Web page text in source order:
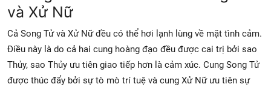
và Xử Nữ
Cả Song Tử và Xử Nữ đều có thể hơi lạnh lùng về mặt tình cảm.
Điều này là do cả hai cung hoàng đạo đều được cai trị bởi sao
Thủy, sao Thủy ưu tiên giao tiếp hơn là cảm xúc. Cung Song Tử
được thúc đẩy bởi sự tò mò trí tuệ và cung Xử Nữ ưu tiên sự